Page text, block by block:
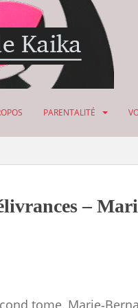
PARENTALITÉ
–
tome,